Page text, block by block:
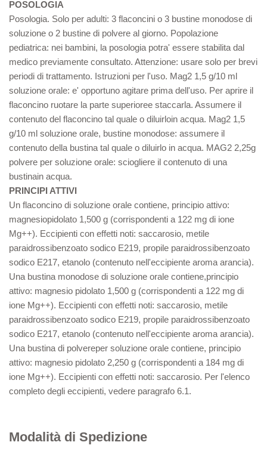
POSOLOGIA
Posologia. Solo per adulti: 3 flaconcini o 3 bustine monodose di
soluzione o 2 bustine di polvere al giorno. Popolazione
pediatrica: nei bambini, la posologia potra' essere stabilita dal
medico previamente consultato. Attenzione: usare solo per brevi
periodi di trattamento. Istruzioni per l'uso. Mag2 1,5 g/10 ml
soluzione orale: e' opportuno agitare prima dell'uso. Per aprire il
flaconcino ruotare la parte superioree staccarla. Assumere il
contenuto del flaconcino tal quale o diluirloin acqua. Mag2 1,5
g/10 ml soluzione orale, bustine monodose: assumere il
contenuto della bustina tal quale o diluirlo in acqua. MAG2 2,25g
polvere per soluzione orale: sciogliere il contenuto di una
bustinain acqua.
PRINCIPI ATTIVI
Un flaconcino di soluzione orale contiene, principio attivo:
magnesiopidolato 1,500 g (corrispondenti a 122 mg di ione
Mg++). Eccipienti con effetti noti: saccarosio, metile
paraidrossibenzoato sodico E219, propile paraidrossibenzoato
sodico E217, etanolo (contenuto nell'eccipiente aroma arancia).
Una bustina monodose di soluzione orale contiene,principio
attivo: magnesio pidolato 1,500 g (corrispondenti a 122 mg di
ione Mg++). Eccipienti con effetti noti: saccarosio, metile
paraidrossibenzoato sodico E219, propile paraidrossibenzoato
sodico E217, etanolo (contenuto nell'eccipiente aroma arancia).
Una bustina di polvereper soluzione orale contiene, principio
attivo: magnesio pidolato 2,250 g (corrispondenti a 184 mg di
ione Mg++). Eccipienti con effetti noti: saccarosio. Per l'elenco
completo degli eccipienti, vedere paragrafo 6.1.
Modalità di Spedizione